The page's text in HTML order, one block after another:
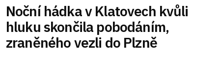
Noční hádka v Klatovech kvůli
hluku skončila pobodáním,
zraněného vezli do Plzně